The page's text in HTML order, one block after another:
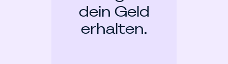
dein Geld
erhalten.